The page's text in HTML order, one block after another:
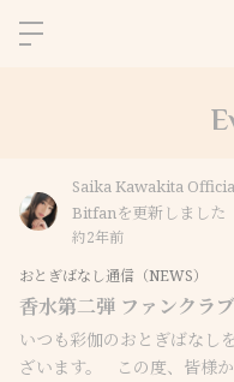
Saika Kawakita
Bitfanを更新しました
約2年前
おとぎばなし通信（NEWS）
香水第二弾 ファンクラ
いつも彩伽のおとぎばなし
ざいます。 この度、皆様